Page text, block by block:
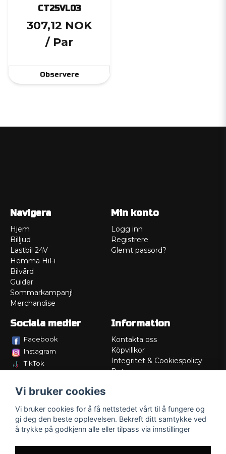
CT25VL03
307,12 NOK
/ Par
Observere
Navigera
Hjem
Billjud
Lastbil 24V
Hemma HiFi
Bilvård
Guider
Sommarkampanj!
Merchandise
Min konto
Logg inn
Registrere
Glemt passord?
Sociala medier
Facebook
Instagram
TikTok
Information
Kontakta oss
Köpvillkor
Integritet & Cookiespolicy
Retur
Lådritning
Om oss
Vi bruker cookies
Vi bruker cookies for å få nettstedet vårt til å fungere og
gi deg den beste opplevelsen. Bekreft ditt samtykke ved
å trykke på godkjenn alle eller tilpass via innstillinger